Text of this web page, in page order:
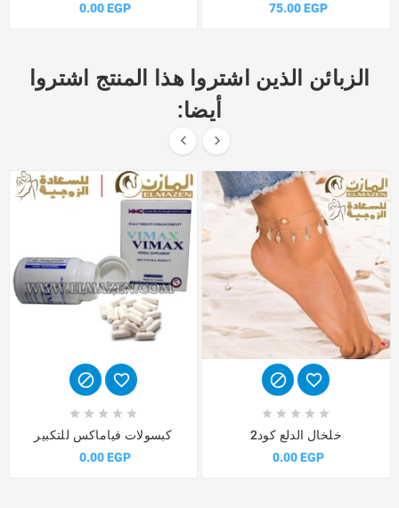
0.00 EGP
75.00 EGP
الزبائن الذين اشتروا هذا المنتج اشتروا
أيضا:
 
 
    
كبسولات فياماكس للتكبير
0.00 EGP
 
    
خلخال الدلع كود2
0.00 EGP